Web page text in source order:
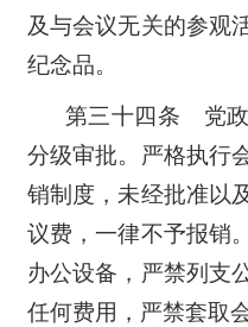
及与会议无关的参观
纪念品。
第三十四条 党政
分级审批。严格执行
销制度，未经批准以
议费，一律不予报销
办公设备，严禁列支
任何费用，严禁套取